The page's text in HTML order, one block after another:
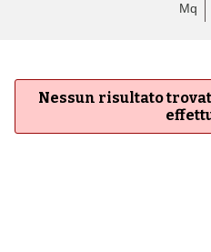
Mq
Nessun risultato